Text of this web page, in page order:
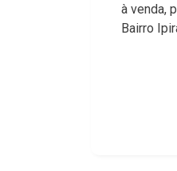
à venda,
Bairro
imóvel
selecionou